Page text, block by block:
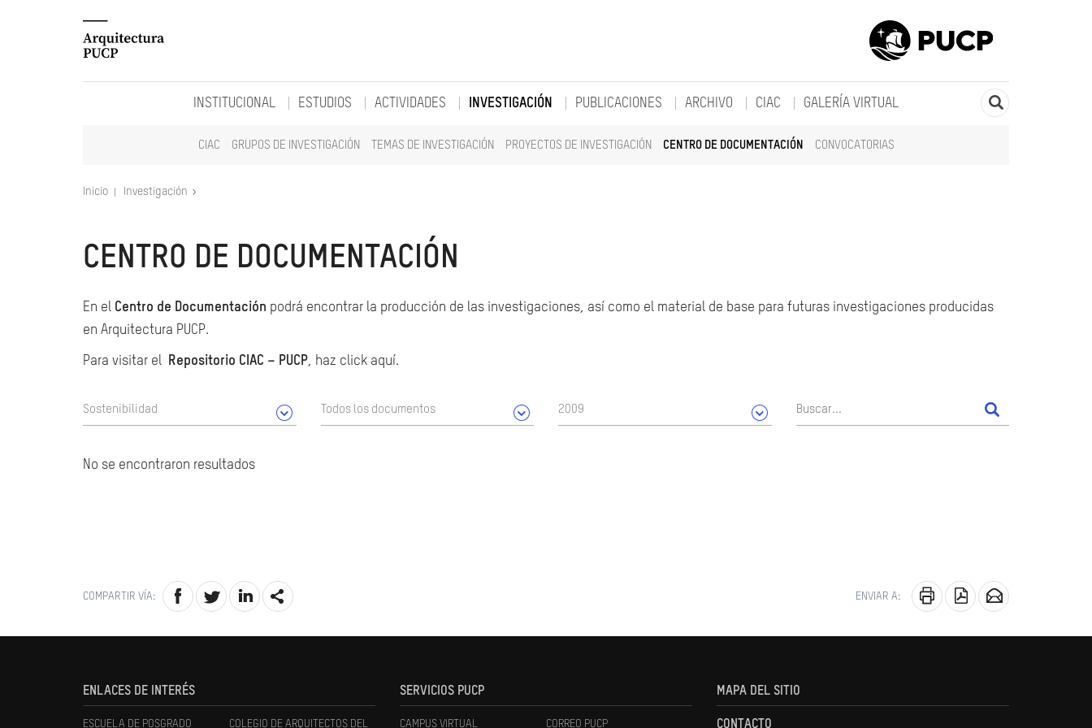
INSTITUCIONAL ESTUDIOS ACTIVIDADES INVESTIGACIÓN
CIAC GRUPOS DE INVESTIGACIÓN TEMAS DE INVESTIGACIÓN PROYECTOS DE INVESTIGACIÓN CENTRO DE DOCUMENTACIÓN CONVOCATORIAS
PUBLICACIONES ARCHIVO CIAC GALERÍA VIRTUAL
Inicio Investigación
CENTRO DE DOCUMENTACIÓN
En el Centro de Documentación podrá encontrar la producción de las investigaciones, así como el material de base para futuras investigaciones producidas
en Arquitectura PUCP.
Para visitar el Repositorio CIAC – PUCP, haz click aquí.
Sostenibilidad Todos los documentos 2009
No se encontraron resultados
COMPARTIR VÍA: ENVIAR A:
ENLACES DE INTERÉS
ESCUELA DE POSGRADO COLEGIO DE ARQUITECTOS DEL
SERVICIOS PUCP
CAMPUS VIRTUAL CORREO PUCP
MAPA DEL SITIO
CONTACTO